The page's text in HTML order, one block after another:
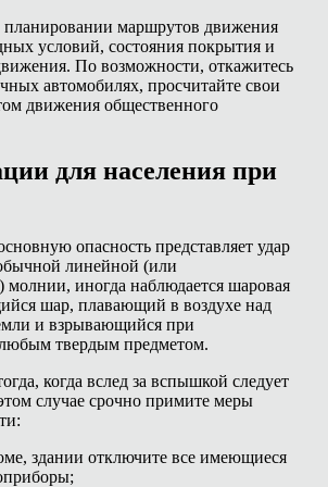
маршрутов движения
условий, состояния покрытия и
По возможности, откажитесь
автомобилях, просчитайте свои
движения общественного
для населения при
опасность представляет удар
линейной (или
молнии, иногда наблюдается шаровая
шар, плавающий в воздухе над
и взрывающийся при
твердым предметом.
когда вслед за вспышкой следует
случае срочно примите меры
здании отключите все имеющиеся